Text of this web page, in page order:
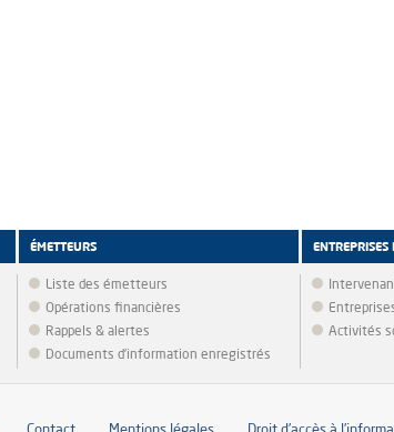
ÉMETTEURS
Liste des émetteurs
Opérations financières
Rappels & alertes
Documents d’information enregistrés
Activités